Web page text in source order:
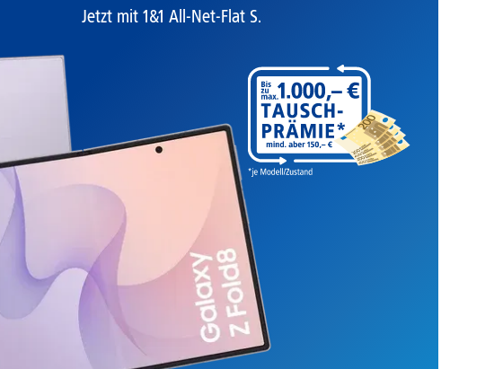
Jetzt mit 1&1 All-Net-Flat S.